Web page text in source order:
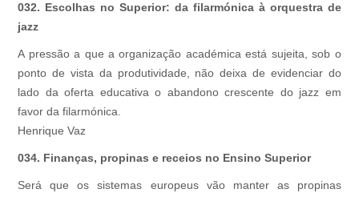
032. Escolhas no Superior: da filarmónica à orquestra de
jazz
A pressão a que a organização académica está sujeita, sob o
ponto de vista da produtividade, não deixa de evidenciar do
lado da oferta educativa o abandono crescente do jazz em
favor da filarmónica.
Henrique Vaz
034. Finanças, propinas e receios no Ensino Superior
Será que os sistemas europeus vão manter as propinas